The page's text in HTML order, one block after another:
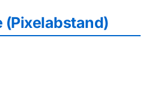
(Pixelabstand)